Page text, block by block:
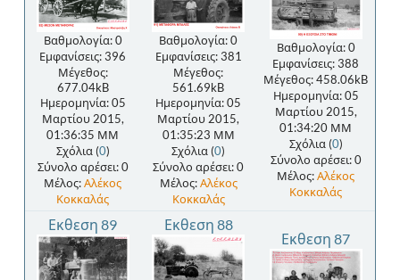
Βαθμολογία: 0
Εμφανίσεις: 396
Μέγεθος:
677.04kB
Ημερομηνία: 05
Μαρτίου 2015,
01:36:35 ΜΜ
Σχόλια (0)
Σύνολο αρέσει: 0
Μέλος:Αλέκος
Κοκκαλάς
Βαθμολογία: 0
Εμφανίσεις: 381
Μέγεθος:
561.69kB
Ημερομηνία: 05
Μαρτίου 2015,
01:35:23 ΜΜ
Σχόλια (0)
Σύνολο αρέσει: 0
Μέλος:Αλέκος
Κοκκαλάς
Βαθμολογία: 0
Εμφανίσεις: 388
Μέγεθος: 458.06kB
Ημερομηνία: 05
Μαρτίου 2015,
01:34:20 ΜΜ
Σχόλια (0)
Σύνολο αρέσει: 0
Μέλος:Αλέκος
Κοκκαλάς
Εκθεση 89 Εκθεση 88
Εκθεση 87